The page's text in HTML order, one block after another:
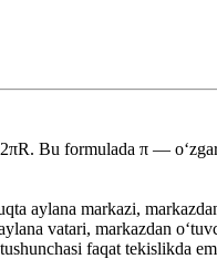
Bu formulada π —
aylana markazi,
vatari, markazdan
faqat tekislikda